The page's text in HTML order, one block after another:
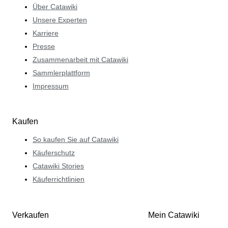
über die geteilte Leidenschaft zu führen. Auf diese
Weise trägt er gerne dazu bei, die Popularität von
Über Catawiki
Unsere Experten
Karriere
Presse
Zusammenarbeit mit Catawiki
Sammlerplattform
Impressum
Kaufen
So kaufen Sie auf Catawiki
Käuferschutz
Catawiki Stories
Käuferrichtlinien
Verkaufen Mein Catawiki